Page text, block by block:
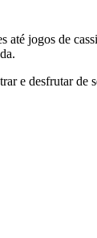
até jogos de
e desfrutar de